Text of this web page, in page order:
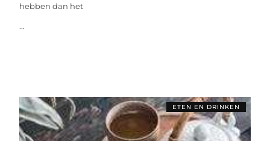
hebben dan het
...
ETEN EN DRINKEN